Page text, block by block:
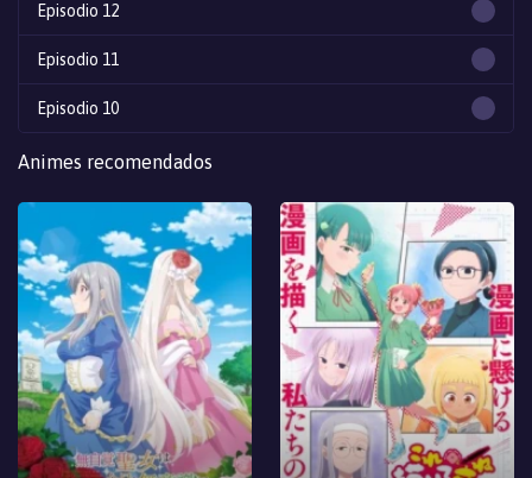
Episodio 12
Episodio 11
Episodio 10
Episodio 9
Episodio 8
Episodio 7
Episodio 6
Episodio 5
Episodio 4
Episodio 3
Animes recomendados